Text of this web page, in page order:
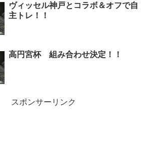
ヴィッセル神戸とコラボ＆オフで自
主トレ！！
高円宮杯 組み合わせ決定！！
スポンサーリンク